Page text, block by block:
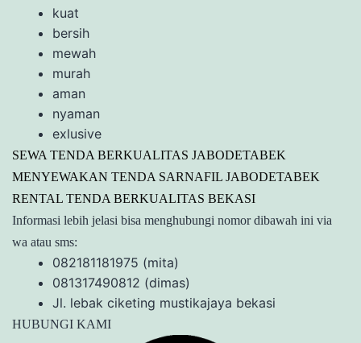
kuat
bersih
mewah
murah
aman
nyaman
exlusive
SEWA TENDA BERKUALITAS JABODETABEK
MENYEWAKAN TENDA SARNAFIL JABODETABEK
RENTAL TENDA BERKUALITAS BEKASI
Informasi lebih jelasi bisa menghubungi nomor dibawah ini via
wa atau sms:
082181181975 (mita)
081317490812 (dimas)
Jl. lebak ciketing mustikajaya bekasi
HUBUNGI KAMI